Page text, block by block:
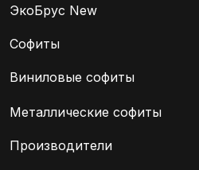
ЭкоБрус New
Софиты
Виниловые софиты
Металлические софиты
Производители